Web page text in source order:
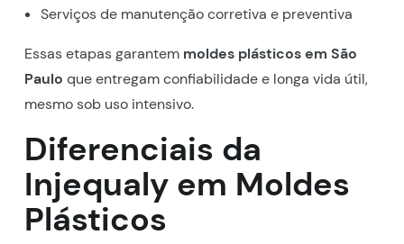
Serviços de manutenção corretiva e preventiva
Essas etapas garantem moldes plásticos em São
Paulo que entregam confiabilidade e longa vida útil,
mesmo sob uso intensivo.
Diferenciais da
Injequaly em Moldes
Plásticos